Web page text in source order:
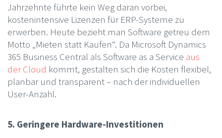
Jahrzehnte führte kein Weg daran vorbei,
kostenintensive Lizenzen für ERP-Systeme zu
erwerben. Heute bezieht man Software getreu dem
Motto „Mieten statt Kaufen“. Da Microsoft Dynamics
365 Business Central als Software as a Service aus
der Cloud kommt, gestalten sich die Kosten flexibel,
planbar und transparent – nach der individuellen
User-Anzahl.
5. Geringere Hardware-Investitionen